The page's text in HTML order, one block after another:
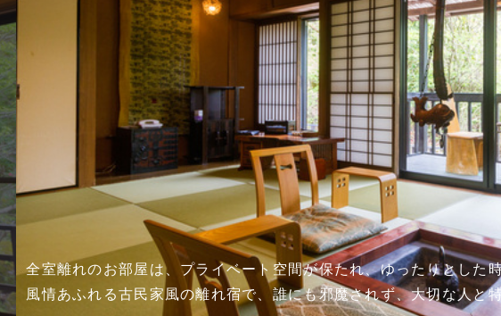
全室離れのお部屋は、プライベート空間が保たれ、ゆったりとした
風情あふれる古民家風の離れ宿で、誰にも邪魔されず、大切な人と